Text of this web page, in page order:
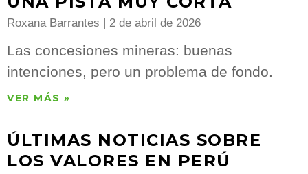
Roxana Barrantes 2 de abril de 2026
Las concesiones mineras: buenas
intenciones, pero un problema de fondo.
VER MÁS »
ÚLTIMAS NOTICIAS SOBRE
LOS VALORES EN PERÚ